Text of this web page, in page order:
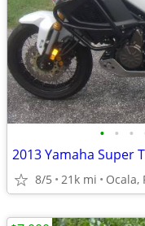
• • •
2013 Yamaha Super
8/5 21k mi Ocala,